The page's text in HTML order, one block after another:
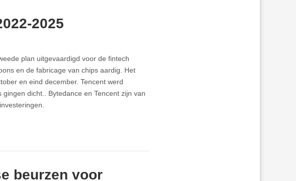
2025
plan uitgevaardigd voor de fintech
en de fabricage van chips aardig. Het
en eind december. Tencent werd
dicht.. Bytedance en Tencent zijn van
beurzen voor